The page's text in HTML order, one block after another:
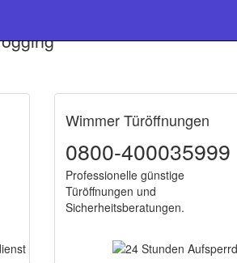
Wimmer Türöffnungen
0800-400035999
Professionelle günstige
Türöffnungen und
Sicherheitsberatungen.